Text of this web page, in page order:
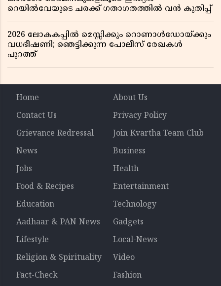
റെയിൽവേയുടെ ചരക്ക് ഗതാഗതത്തിൽ വൻ കുതിപ്പ്
2026 ലോകകപ്പിൽ മെസ്സിക്കും റൊണാൾഡോയ്ക്കും
വധഭീഷണി; ഞെട്ടിക്കുന്ന പോലീസ് രേഖകൾ
പുറത്ത്
Home
About Us
Contact Us
Privacy Policy
Grievance Redressal
Join Kvartha Team Club
News
Business
Jobs
Health
Food & Recipes
Entertainment
Education
Technology
Aadhaar & PAN News
Gadgets
Lifestyle
Local-News
Religion & Spirituality
Video
Fact-Check
Fashion